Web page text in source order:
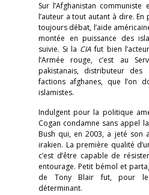
Sur l’Afghanistan
l’auteur a tout autant à dire.
toujours débat, l’aide
montée en puissance des
suivie. Si la CIAfut bien
l’Armée rouge, c’est au
pakistanais, distributeur
factions afghanes, que l’on
islamistes.
Indulgent pour la politique
Cogan condamne sans appel
Bush qui, en 2003, a jeté son
irakien. La première qualité
c’est d’être capable de
entourage. Petit bémol et
de Tony Blair fut, pour le
déterminant.